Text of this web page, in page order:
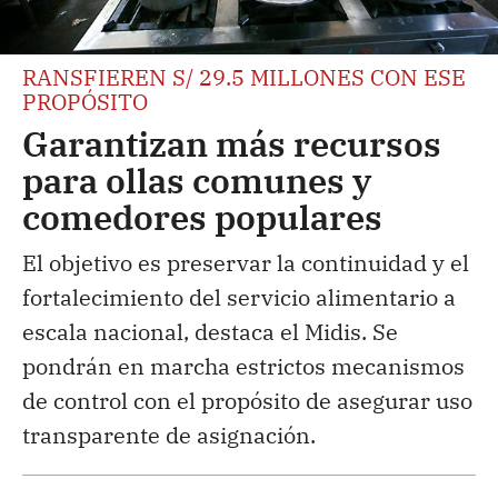
RANSFIEREN S/ 29.5 MILLONES CON ESE
PROPÓSITO
Garantizan más recursos
para ollas comunes y
comedores populares
El objetivo es preservar la continuidad y el
fortalecimiento del servicio alimentario a
escala nacional, destaca el Midis. Se
pondrán en marcha estrictos mecanismos
de control con el propósito de asegurar uso
transparente de asignación.